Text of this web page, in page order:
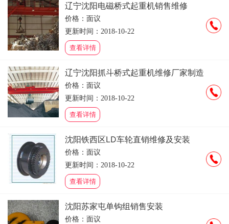
辽宁沈阳电磁桥式起重机销售维修
价格：面议
更新时间：2018-10-22
查看详情
辽宁沈阳抓斗桥式起重机维修厂家制造
价格：面议
更新时间：2018-10-22
查看详情
沈阳铁西区LD车轮直销维修及安装
价格：面议
更新时间：2018-10-22
查看详情
沈阳苏家屯单钩组销售安装
价格：面议